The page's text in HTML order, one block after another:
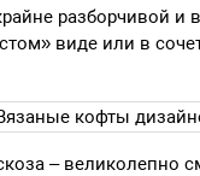
разборчивой
виде или в
– великолепно